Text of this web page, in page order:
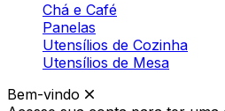
Chá e Café
Panelas
Utensílios de Cozinha
Utensílios de Mesa
Bem-vindo